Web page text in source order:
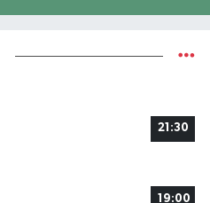
21:30
19:00